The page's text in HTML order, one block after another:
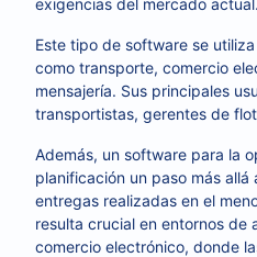
exigencias del mercado actual.
Este tipo de software se
como transporte, comercio
mensajería. Sus principales
transportistas, gerentes de
Además, un software para la
planificación un paso más allá
entregas realizadas en el
resulta crucial en entornos de
comercio electrónico, donde